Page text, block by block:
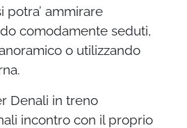
potra’ ammirare
comodamente seduti,
o utilizzando
Denali in treno
incontro con il proprio